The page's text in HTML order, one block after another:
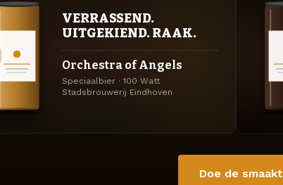
VERRASSEND.
UITGEKIEND. RAAK.
Orchestra of Angels
Speciaalbier · 100 Watt
Stadsbrouwerij Eindhoven
Doe de